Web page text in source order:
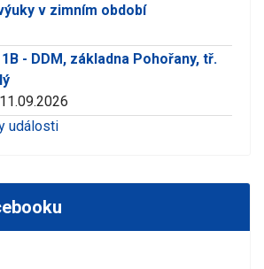
v zimním období
- DDM, základna Pohořany, tř.
události